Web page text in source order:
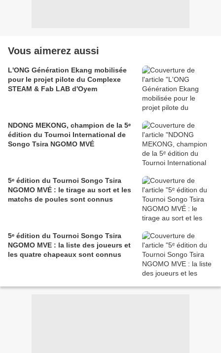
Vous aimerez aussi
L'ONG Génération Ekang mobilisée
pour le projet pilote du Complexe
STEAM & Fab LAB d'Oyem
NDONG MEKONG, champion de la 5ᵉ
édition du Tournoi International de
Songo Tsira NGOMO MVÉ
5ᵉ édition du Tournoi Songo Tsira
NGOMO MVÉ : le tirage au sort et les
matchs de poules sont connus
5ᵉ édition du Tournoi Songo Tsira
NGOMO MVE : la liste des joueurs et
les quatre chapeaux sont connus